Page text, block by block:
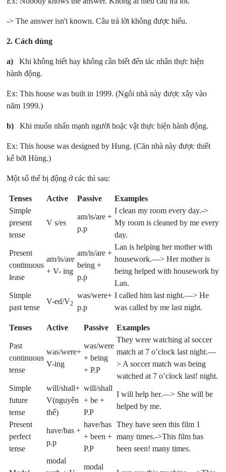
-> The answer isn't known. Câu trả lời không được hiểu.
2. Cách dùng
a)
Khi không biết hay không cần biết đến tác nhân thực hiện
hành động.
Ex: This house was built in 1999. (Ngôi nhà này được xây vào
năm 1999.)
b) Khi muốn nhấn mạnh người hoặc vật thực hiện hành động.
Ex: This house was designed by Hung. (Căn nhà này được thiết
kế bởi Hùng.)
Một số thể bị động ở các thì sau:
Tenses Active Passive
Examples
Simple
present
tense
V s/es
am/is/are +
p.p
I clean my room every day.->
My room is cleaned by me every
day.
Present
continuous
lease
am/is/are
+ V- ing
am/is/are +
being +
p.p
Lan is helping her mother with
housework.—> Her mother is
being helped with housework by
Lan.
Simple
past tense
V-ed/V2
was/were+
p.p
I called him last night.—> He
was called by me last night.
Tenses Active Passive Examples
Past
continuous
tense
was/were+
V-ing
was/were
+ being
+ P.P
They were watching al soccer
match at 7 o’clock last night.—
> A soccer match was being
watched at 7 o’clock last! night.
Simple
future
tense
will/shall+
V(nguyên
thể)
will/shall
+ be +
P.P
I will help her.—> She will be
helped by me.
Present
perfect
tense
have/has +
p.p
have/has
+ been +
P.P
They have seen this film 1
many times.->This film has
been seen! many times.
modal
modal